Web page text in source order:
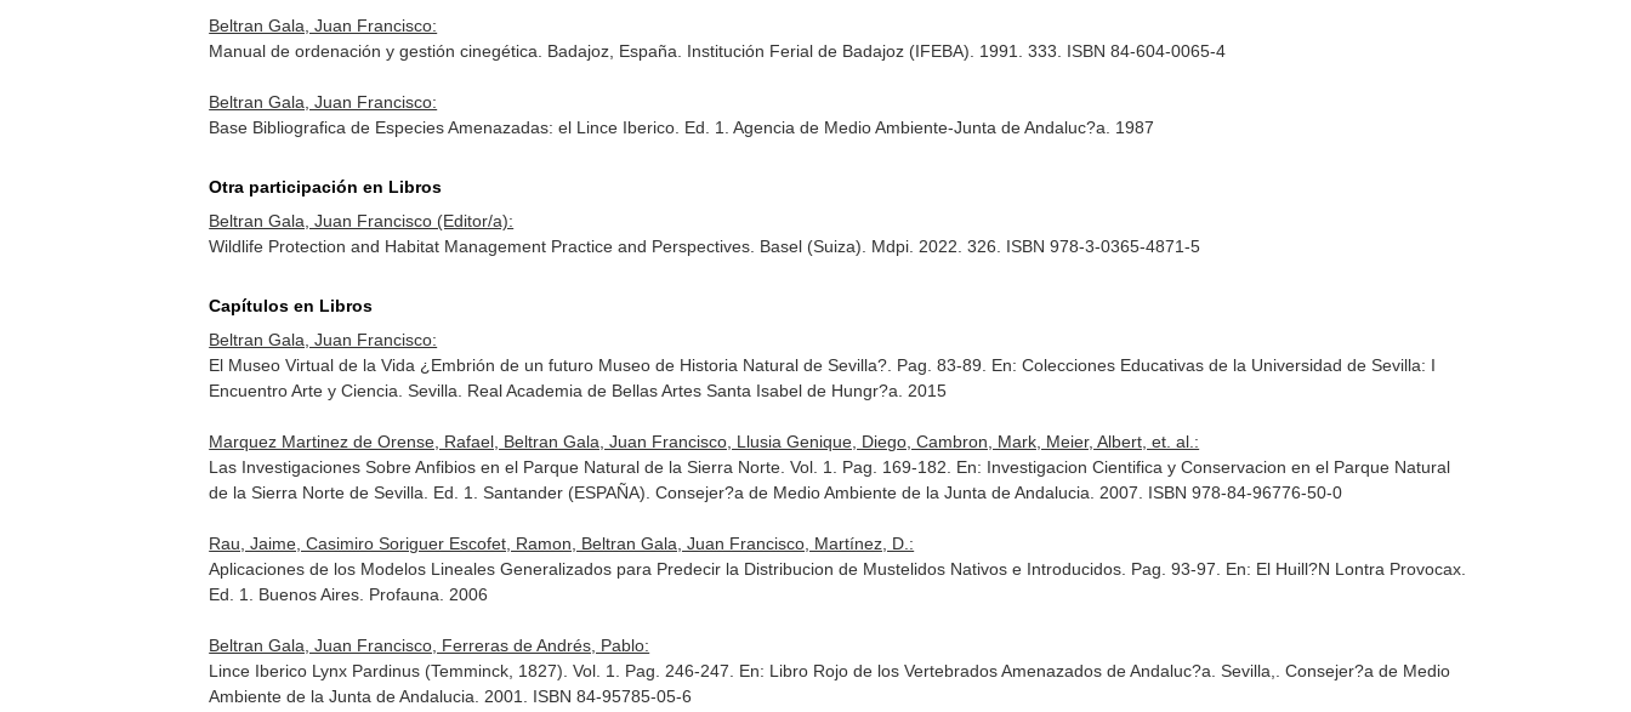
Beltran Gala, Juan Francisco:
Manual de ordenación y gestión cinegética. Badajoz, España. Institución Ferial de Badajoz (IFEBA). 1991. 333. ISBN 84-604-0065-4
Beltran Gala, Juan Francisco:
Base Bibliografica de Especies Amenazadas: el Lince Iberico. Ed. 1. Agencia de Medio Ambiente-Junta de Andaluc?a. 1987
Otra participación en Libros
Beltran Gala, Juan Francisco (Editor/a):
Wildlife Protection and Habitat Management Practice and Perspectives. Basel (Suiza). Mdpi. 2022. 326. ISBN 978-3-0365-4871-5
Capítulos en Libros
Beltran Gala, Juan Francisco:
El Museo Virtual de la Vida ¿Embrión de un futuro Museo de Historia Natural de Sevilla?. Pag. 83-89. En: Colecciones Educativas de la Universidad de Sevilla: I
Encuentro Arte y Ciencia . Sevilla. Real Academia de Bellas Artes Santa Isabel de Hungr?a. 2015
Marquez Martinez de Orense, Rafael, Beltran Gala, Juan Francisco, Llusia Genique, Diego, Cambron, Mark, Meier, Albert, et. al.:
Las Investigaciones Sobre Anfibios en el Parque Natural de la Sierra Norte. Vol. 1. Pag. 169-182. En: Investigacion Cientifica y Conservacion en el Parque Natural
de la Sierra Norte de Sevilla . Ed. 1. Santander (ESPAÑA). Consejer?a de Medio Ambiente de la Junta de Andalucia. 2007. ISBN 978-84-96776-50-0
Rau, Jaime, Casimiro Soriguer Escofet, Ramon, Beltran Gala, Juan Francisco, Martínez, D.:
Aplicaciones de los Modelos Lineales Generalizados para Predecir la Distribucion de Mustelidos Nativos e Introducidos. Pag. 93-97. En: El Huill?N Lontra Provocax
Ed. 1. Buenos Aires. Profauna. 2006
Beltran Gala, Juan Francisco, Ferreras de Andrés, Pablo:
Lince Iberico Lynx Pardinus (Temminck, 1827). Vol. 1. Pag. 246-247. En: Libro Rojo de los Vertebrados Amenazados de Andaluc?a . Sevilla,. Consejer?a de Medio
Ambiente de la Junta de Andalucia. 2001. ISBN 84-95785-05-6